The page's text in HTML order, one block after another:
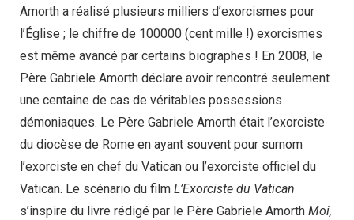
Amorth a réalisé plusieurs milliers d’exorcismes pour
l’Église ; le chiffre de 100000 (cent mille !) exorcismes
est même avancé par certains biographes ! En 2008, le
Père Gabriele Amorth déclare avoir rencontré seulement
une centaine de cas de véritables possessions
démoniaques. Le Père Gabriele Amorth était l’exorciste
du diocèse de Rome en ayant souvent pour surnom
l’exorciste en chef du Vatican ou l’exorciste officiel du
Vatican. Le scénario du film L’Exorciste du Vatican
s’inspire du livre rédigé par le Père Gabriele Amorth Moi,